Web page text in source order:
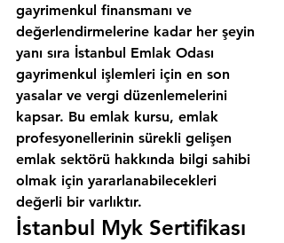
gayrimenkul finansmanı ve
değerlendirmelerine kadar her şeyin
yanı sıra İstanbul Emlak Odası
gayrimenkul işlemleri için en son
yasalar ve vergi düzenlemelerini
kapsar. Bu emlak kursu, emlak
profesyonellerinin sürekli gelişen
emlak sektörü hakkında bilgi sahibi
olmak için yararlanabilecekleri
değerli bir varlıktır.
İstanbul Myk Sertifikası